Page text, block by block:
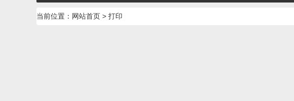
当前位置： 网站首页 > 打印